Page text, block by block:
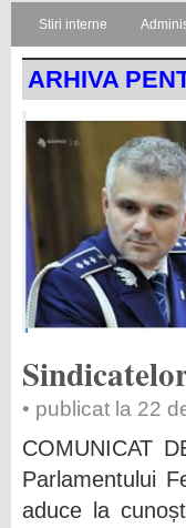
Stiri interne
ARHIVA
• publicat la 22
COMUNICAT
Parlamentului
aduce la